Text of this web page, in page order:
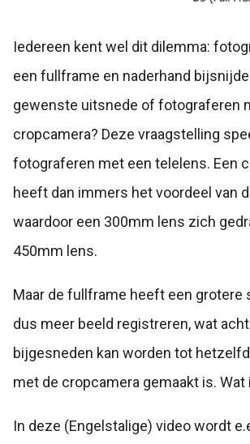
Iedereen kent wel dit dilemma:
een fullframe en naderhand
gewenste uitsnede of fotograferen
cropcamera? Deze vraagstelling
fotograferen met een telelens. Een
heeft dan immers het voordeel van
waardoor een 300mm lens zich
450mm lens.
Maar de fullframe heeft een grotere
dus meer beeld registreren, wat
bijgesneden kan worden tot
met de cropcamera gemaakt is. Wat
In deze (Engelstalige) video wordt